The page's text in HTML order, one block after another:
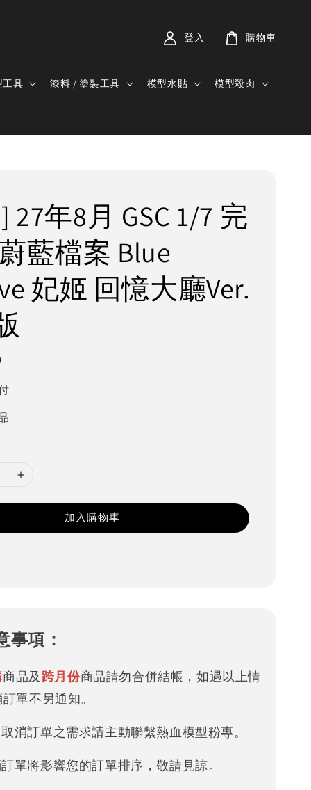
工具 漆料 / 塗裝工具 模型水貼 模型殺肉
登入 購物車
27年8月 GSC 1/7 完
藍檔案 Blue
妃姬 回憶大廳Ver.
加入購物車
事項：
商品及 跨月份商品請勿合併結帳，如遇以上情
單不另通知。
消訂單之需求請主動聯繫熱血模型粉專。
單將影響您的訂單排序，敬請見諒。